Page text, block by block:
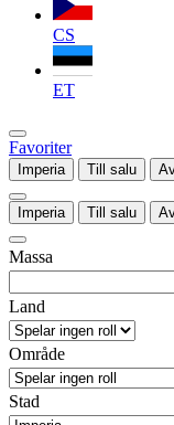
CS
ET
Favoriter
Imperia Till salu
Imperia Till salu
Massa
Land
Område
Stad